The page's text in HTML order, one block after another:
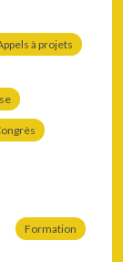
à projets
Formation